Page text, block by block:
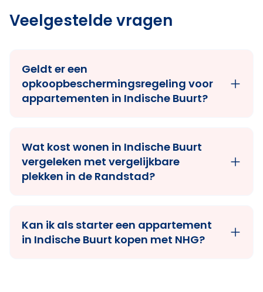
Veelgestelde vragen
Geldt er een
opkoopbeschermingsregeling voor
appartementen in Indische Buurt?
Wat kost wonen in Indische Buurt
vergeleken met vergelijkbare
plekken in de Randstad?
Kan ik als starter een appartement
in Indische Buurt kopen met NHG?